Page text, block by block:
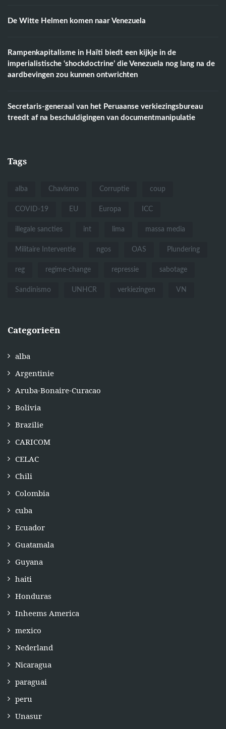
De Witte Helmen komen naar Venezuela
Rampenkapitalisme in Haïti biedt een kijkje in de
imperialistische ‘shockdoctrine’ die Venezuela nog lang na de
aardbevingen zou kunnen ontwrichten
Secretaris-generaal van het Peruaanse verkiezingsbureau
treedt af na beschuldigingen van documentmanipulatie
Tags
alba Chavismo Corruptie coup
COVID-19 EU Europa ICC
illegale sancties int lima massa media
Militaire Interventie ngos OAS Plundering
reg regime-change repressie sabotage
Sandinismo UNHCR verkiezingen VN
Categorieën
alba
Argentinie
Aruba-Bonaire-Curacao
Bolivia
Brazilie
CARICOM
CELAC
Chili
Colombia
cuba
Ecuador
Guatamala
Guyana
haiti
Honduras
Inheems America
mexico
Nederland
Nicaragua
paraguai
peru
Unasur